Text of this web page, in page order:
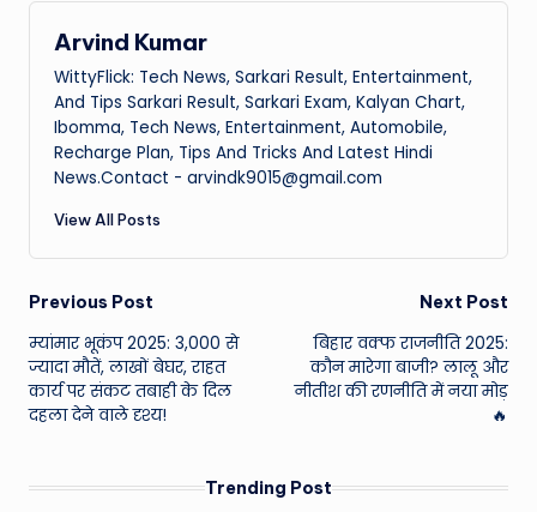
Arvind Kumar
WittyFlick: Tech News, Sarkari Result, Entertainment,
And Tips Sarkari Result, Sarkari Exam, Kalyan Chart,
Ibomma, Tech News, Entertainment, Automobile,
Recharge Plan, Tips And Tricks And Latest Hindi
News.Contact - arvindk9015@gmail.com
View All Posts
Post
navigation
Previous Post
म्यांमार भूकंप 2025: 3,000 से
ज्यादा मौतें, लाखों बेघर, राहत
कार्य पर संकट तबाही के दिल
दहला देने वाले दृश्य!
Next Post
बिहार वक्फ राजनीति 2025:
कौन मारेगा बाजी? लालू और
नीतीश की रणनीति में नया मोड़
🔥
Trending Post